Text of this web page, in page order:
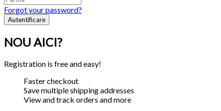
Forgot your password?
NOU AICI?
Registration is free and easy!
Faster checkout
Save multiple shipping addresses
View and track orders and more